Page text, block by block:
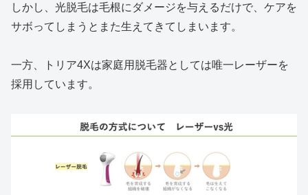
しかし、光脱毛は毛根にダメージを与えるだけで、ケアを
サボってしまうとまた生えてきてしまいます。
一方、トリア4Xは家庭用脱毛器としては唯一レーザーを
採用しています。